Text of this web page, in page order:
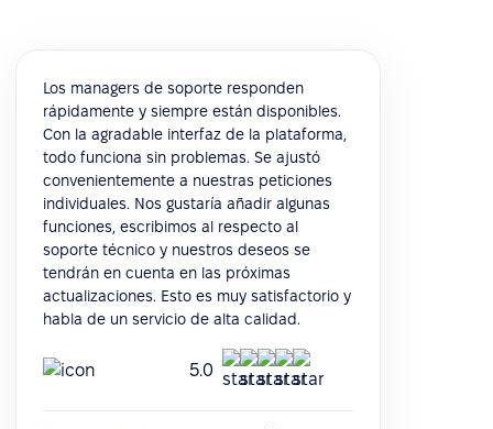
Los managers de soporte responden
rápidamente y siempre están disponibles.
Con la agradable interfaz de la plataforma,
todo funciona sin problemas. Se ajustó
convenientemente a nuestras peticiones
individuales. Nos gustaría añadir algunas
funciones, escribimos al respecto al
soporte técnico y nuestros deseos se
tendrán en cuenta en las próximas
actualizaciones. Esto es muy satisfactorio y
habla de un servicio de alta calidad.
5.0